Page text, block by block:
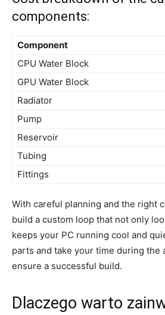
components:
Component
CPU Water Block
GPU Water⁣ Block
Radiator
Pump
Reservoir
Tubing
Fittings
With careful planning and the right
build a custom loop that not⁣ only
keeps your​ PC running ⁤cool and
parts and take your time during the
ensure a successful build.
Dlaczego warto